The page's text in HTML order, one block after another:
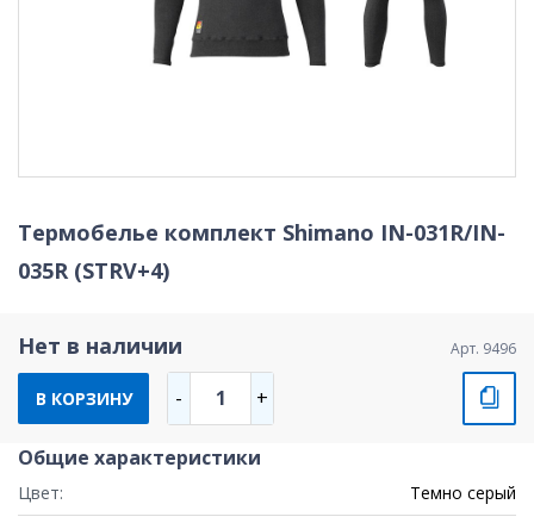
Термобелье комплект Shimano IN-031R/IN-
035R (STRV+4)
Нет в наличии Арт. 9496
В КОРЗИНУ - 1 +
Общие характеристики
Цвет:
Темно серый